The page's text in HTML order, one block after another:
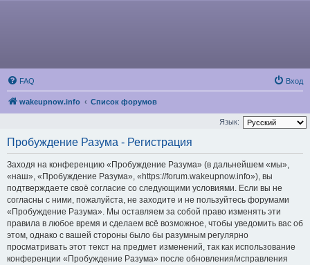
FAQ Вход
wakeupnow.info Список форумов
Язык:
Пробуждение Разума - Регистрация
Заходя на конференцию «Пробуждение Разума» (в дальнейшем «мы»,
«наш», «Пробуждение Разума», «https://forum.wakeupnow.info»), вы
подтверждаете своё согласие со следующими условиями. Если вы не
согласны с ними, пожалуйста, не заходите и не пользуйтесь форумами
«Пробуждение Разума». Мы оставляем за собой право изменять эти
правила в любое время и сделаем всё возможное, чтобы уведомить вас об
этом, однако с вашей стороны было бы разумным регулярно
просматривать этот текст на предмет изменений, так как использование
конференции «Пробуждение Разума» после обновления/исправления